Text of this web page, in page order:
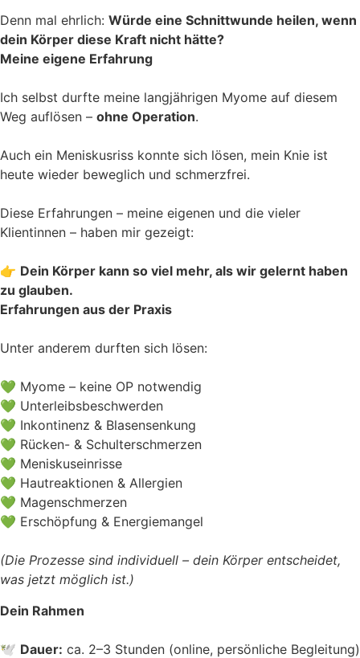
Denn mal ehrlich: Würde eine Schnittwunde heilen, wenn
dein Körper diese Kraft nicht hätte?
Meine eigene Erfahrung
Ich selbst durfte meine langjährigen Myome auf diesem
Weg auflösen – ohne Operation.
Auch ein Meniskusriss konnte sich lösen, mein Knie ist
heute wieder beweglich und schmerzfrei.
Diese Erfahrungen – meine eigenen und die vieler
Klientinnen – haben mir gezeigt:
👉 Dein Körper kann so viel mehr, als wir gelernt haben
zu glauben.
Erfahrungen aus der Praxis
Unter anderem durften sich lösen:
💚 Myome – keine OP notwendig
💚 Unterleibsbeschwerden
💚 Inkontinenz & Blasensenkung
💚 Rücken- & Schulterschmerzen
💚 Meniskuseinrisse
💚 Hautreaktionen & Allergien
💚 Magenschmerzen
💚 Erschöpfung & Energiemangel
(Die Prozesse sind individuell – dein Körper entscheidet,
was jetzt möglich ist.)
Dein Rahmen
🕊 Dauer: ca. 2–3 Stunden (online, persönliche Begleitung)